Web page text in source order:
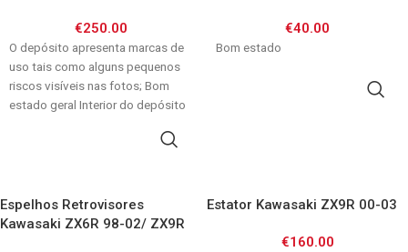
€250.00
O depósito apresenta marcas de
uso tais como alguns pequenos
riscos visíveis nas fotos; Bom
estado geral Interior do depósito
€40.00
Bom estado
Espelhos Retrovisores
Kawasaki ZX6R 98-02/ ZX9R
Estator Kawasaki ZX9R 00-03
€160.00